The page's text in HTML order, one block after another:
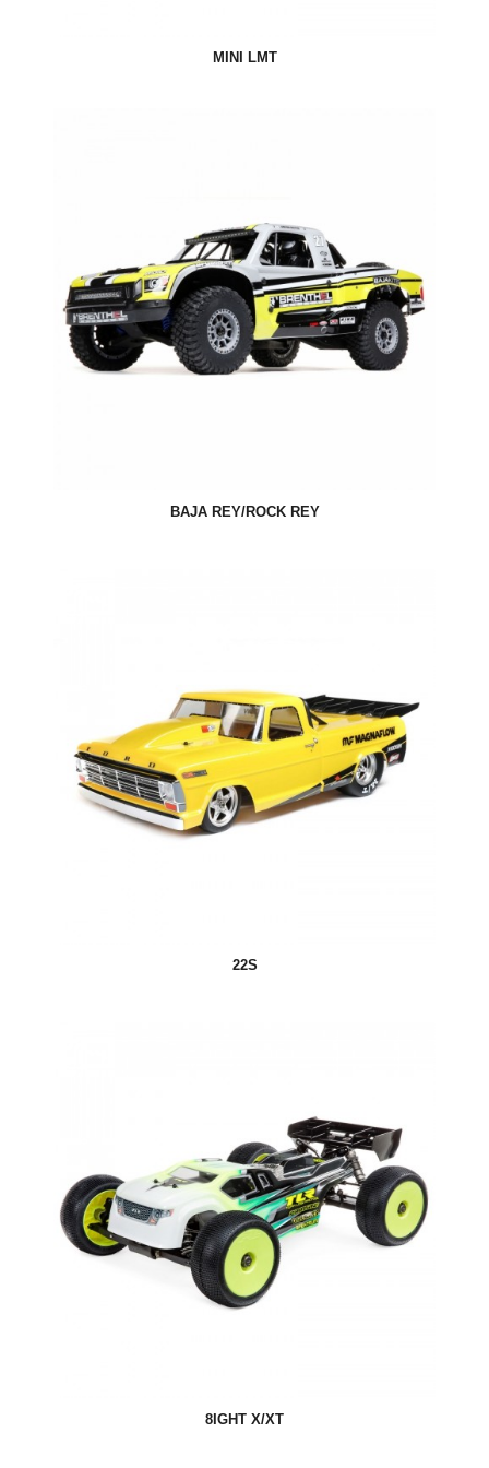
MINI LMT
BAJA REY/ROCK REY
22S
8IGHT X/XT